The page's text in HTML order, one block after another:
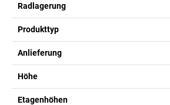
Radlagerung
Produkttyp
Anlieferung
Höhe
Etagenhöhen